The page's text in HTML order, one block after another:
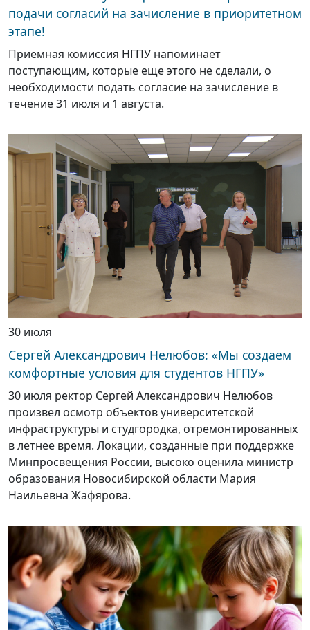
подачи согласий на зачисление в приоритетном
этапе!
Приемная комиссия НГПУ напоминает
поступающим, которые еще этого не сделали, о
необходимости подать согласие на зачисление в
течение 31 июля и 1 августа.
30 июля
Сергей Александрович Нелюбов: «Мы создаем
комфортные условия для студентов НГПУ»
30 июля ректор Сергей Александрович Нелюбов
произвел осмотр объектов университетской
инфраструктуры и студгородка, отремонтированных
в летнее время. Локации, созданные при поддержке
Минпросвещения России, высоко оценила министр
образования Новосибирской области Мария
Наильевна Жафярова.